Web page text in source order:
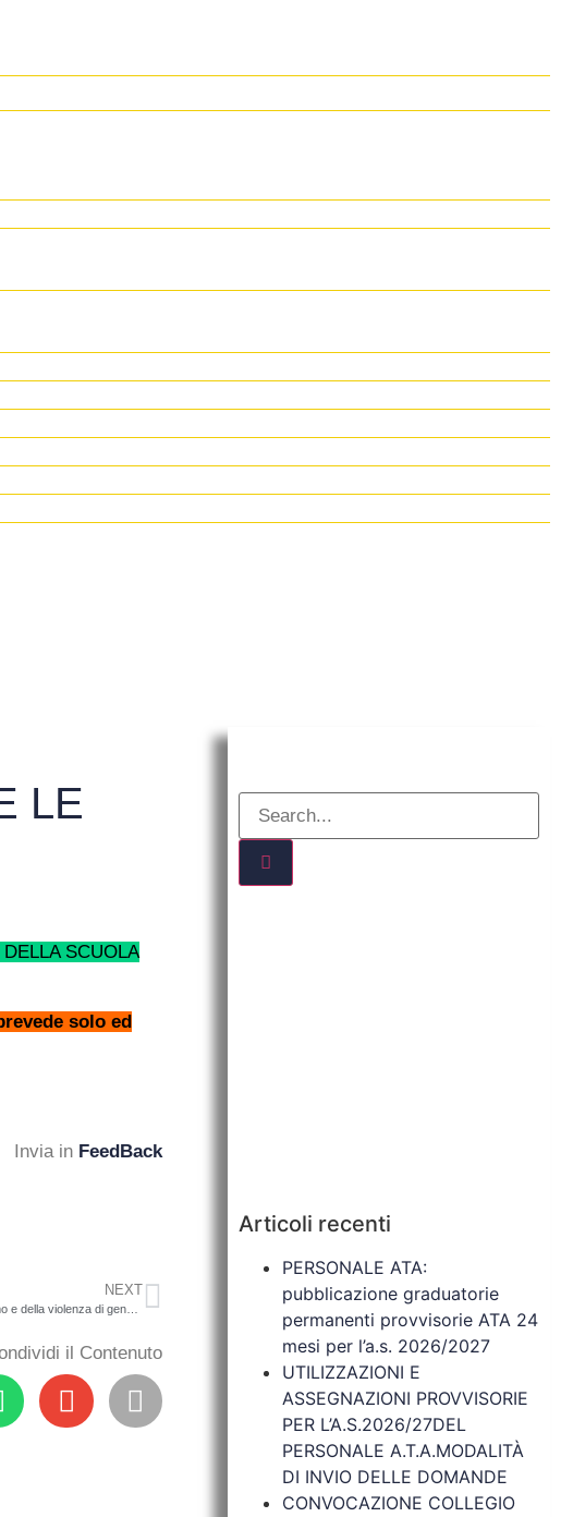
LE
DELLA SCUOLA
solo ed
Invia in FeedBack
NEXT
il Contenuto
Articoli recenti
PERSONALE ATA:
pubblicazione graduatorie
permanenti provvisorie ATA 24
mesi per l’a.s. 2026/2027
UTILIZZAZIONI E
ASSEGNAZIONI PROVVISORIE
PER L’A.S.2026/27DEL
PERSONALE A.T.A.MODALITÀ
DI INVIO DELLE DOMANDE
CONVOCAZIONE COLLEGIO